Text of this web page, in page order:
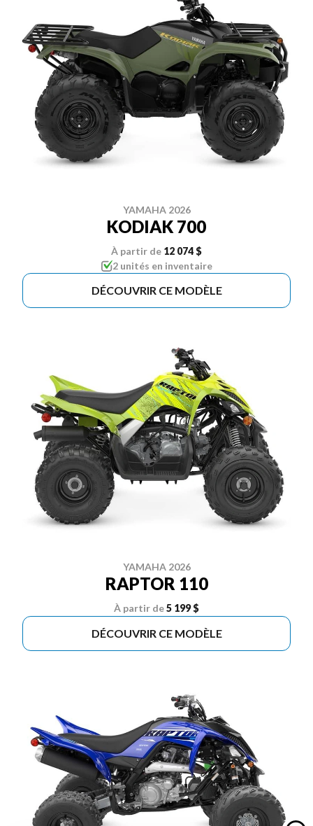
YAMAHA 2026
KODIAK 700
À partir de 12 074 $
2 unités en inventaire
DÉCOUVRIR CE MODÈLE
YAMAHA 2026
RAPTOR 110
À partir de5 199 $
DÉCOUVRIR CE MODÈLE